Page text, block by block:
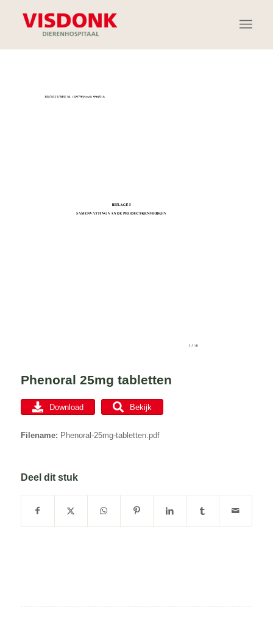
Phenoral 25mg tabletten
Download Bekijk
Filename: Phenoral-25mg-tabletten.pdf
Deel dit stuk